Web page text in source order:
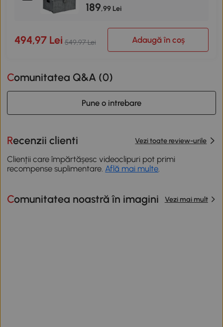
189,99 Lei
494,97 Lei 549,97 Lei Adaugă în coș
Comunitatea Q&A (0)
Pune o intrebare
Recenzii clienti Vezi toate review-urile
Clienții care împărtășesc videoclipuri pot primi
recompense suplimentare. Află mai multe
Comunitatea noastră în imagini Vezi mai mult